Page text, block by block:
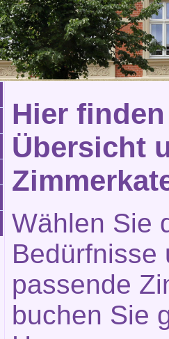
Hier
Übersicht
Wählen Sie
Bedürfnisse
passende
buchen Sie